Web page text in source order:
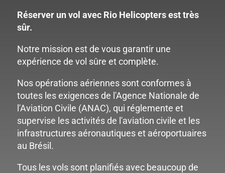
Réserver un vol avec Rio Helicopters est très
sûr.
Notre mission est de vous garantir une
expérience de vol sûre et complète.
Nos opérations aériennes sont conformes à
toutes les exigences de l'Agence Nationale de
l'Aviation Civile (ANAC), qui réglemente et
supervise les activités de l'aviation civile et les
infrastructures aéronautiques et aéroportuaires
au Brésil.
Tous les vols sont planifiés avec beaucoup de